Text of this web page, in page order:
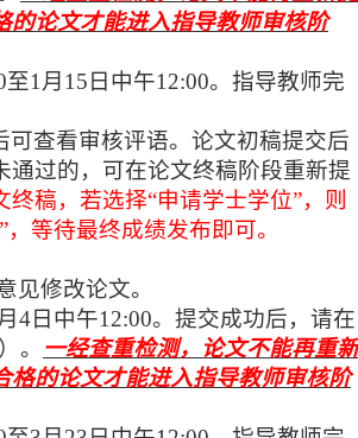
的论文才能进入指导教师审核阶
至1 月 15 日 中午12:00。指导教师完
可查看审核评语。论文初稿提交后
过的，可在论文终稿阶段重新提
终稿，若选择“申请学士学位”，则
等待最终成绩发布即可。
见修改论文。
月 4日中午12:00。提交成功后，请在
。 一经查重检测，论文不能再重新
格的论文才能进入指导教师审核阶